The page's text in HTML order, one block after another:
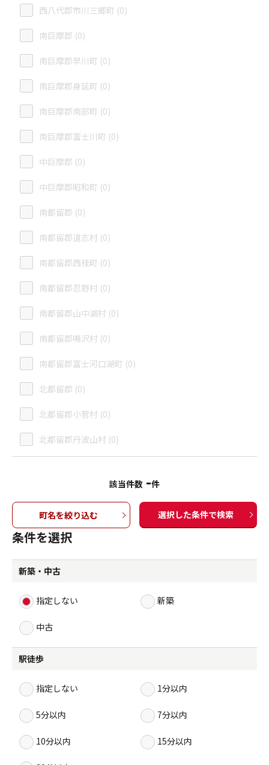
西八代郡市川三郷町 (0)
南巨摩郡 (0)
南巨摩郡早川町 (0)
南巨摩郡身延町 (0)
南巨摩郡南部町 (0)
南巨摩郡富士川町 (0)
中巨摩郡 (0)
中巨摩郡昭和町 (0)
南都留郡 (0)
南都留郡道志村 (0)
南都留郡西桂町 (0)
南都留郡忍野村 (0)
南都留郡山中湖村 (0)
南都留郡鳴沢村 (0)
南都留郡富士河口湖町 (0)
北都留郡 (0)
北都留郡小菅村 (0)
北都留郡丹波山村 (0)
該当件数 -件
町名を絞り込む 選択した条件で検索
条件を選択
新築・中古
指定しない 新築
中古
駅徒歩
指定しない 1分以内
5分以内 7分以内
10分以内 15分以内